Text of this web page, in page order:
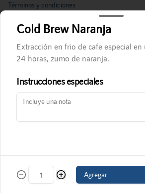
Términos y condiciones
Redes sociales
Instagram
Mi cuenta
Iniciar sesión
Cold Brew Naranja
Extracción en frio de cafe especial en
24 horas, zumo de naranja.
Instrucciones especiales
Agregar